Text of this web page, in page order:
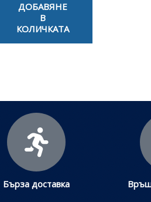
ДОБАВЯНЕ
В
КОЛИЧКАТА
Бърза доставка